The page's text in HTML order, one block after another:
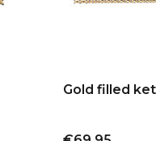
Gold filled